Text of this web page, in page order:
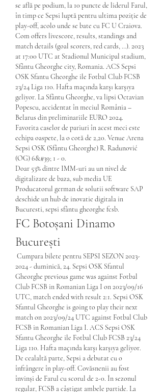
se află pe podium, la 10 puncte de liderul Farul,
în timp ce Sepsi luptă pentru ultima poziție de
play-off, acolo unde se bate cu FC U Craiova.
Com offers livescore, results, standings and
match details (goal scorers, red cards, …). 2023
at 17:00 UTC at Stadionul Municipal stadium,
Sfântu Gheorghe city, Romania. ACS Sepsi
OSK Sfantu Gheorghe ile Fotbal Club FCSB
23/24 Liga 110. Hafta maçında karşı karşıya
geliyor. La Sfântu Gheorghe, va lipsi Octavian
Popescu, accidentat în meciul România –
Belarus din preliminariile EURO 2024.
Favorita caselor de pariuri în acest meci este
echipa oaspete, la o cotă de 2,20. Venue Arena
Sepsi OSK (Sfântu Gheorghe) R. Radunović
(OG) 6&#39; 1 - 0.
Doar 53% dintre IMM-uri au un nivel de
digitalizare de baza, sub media UE
Producatorul german de solutii software SAP
deschide un hub de inovatie digitala in
Bucuresti, sepsi sfântu gheorghe fcsb.
FC Botoșani Dinamo
București
2024 - duminică, 24. Sepsi OSK Sfantul
Gheorghe previous game was against Fotbal
Club FCSB in Romanian Liga I on 2023/09/16
UTC, match ended with result 2:1. Sepsi OSK
Sfantul Gheorghe is going to play their next
match on 2023/09/24 UTC against Fotbal Club
FCSB in Romanian Liga I. ACS Sepsi OSK
Sfantu Gheorghe ile Fotbal Club FCSB 23/24
Liga 110. Hafta maçında karşı karşıya geliyor.
De cealaltă parte, Sepsi a debutat cu o
înfrângere în play-off. Covăsnenii au fost
învinși de Farul cu scorul de 2-0. În sezonul
regular, FCSB a câștigat ambele partide. La